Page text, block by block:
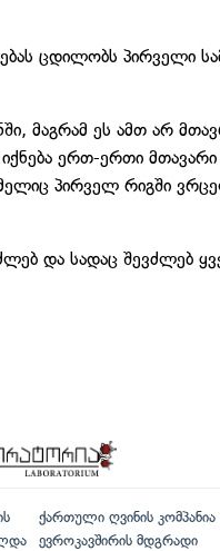
ცდილობს პირველი
მაგრამ ეს ამთ არ
ერთ-ერთი
პირველ რიგში
და სადაც შევძლებ
ქართული ღვინის კომპანია
ევროკავშირის მდგრადი